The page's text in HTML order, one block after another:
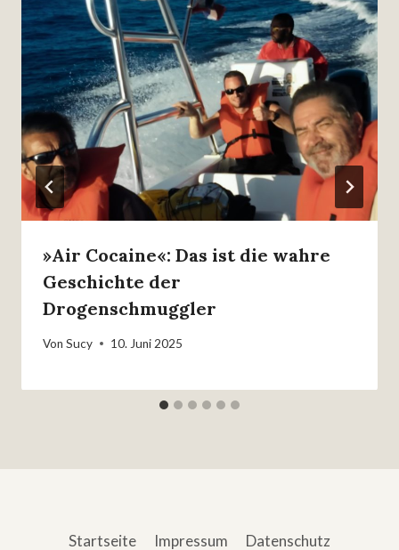
»Air Cocaine«: Das ist die wahre
Geschichte der
Drogenschmuggler
Von Sucy 10. Juni 2025
Startseite Impressum Datenschutz